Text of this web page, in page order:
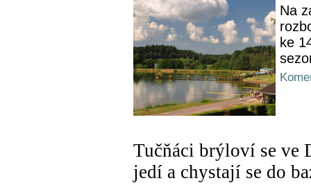
Na
ke
Tučňáci brýloví se ve
jedí a chystají se do